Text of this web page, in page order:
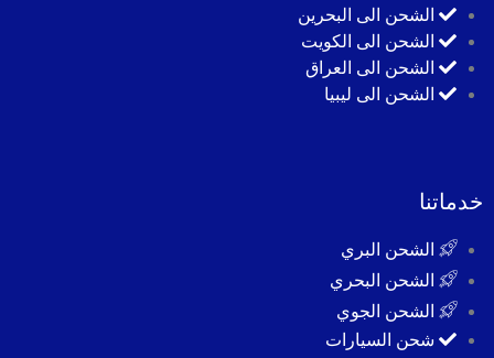
الشحن الى البحرين
الشحن الى الكويت
الشحن الى العراق
الشحن الى ليبيا
خدماتنا
الشحن البري
الشحن البحري
الشحن الجوي
شحن السيارات